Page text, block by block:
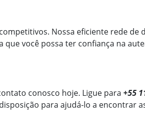
Nossa eficiente rede de
você possa ter confiança na
conosco hoje. Ligue para +55
para ajudá-lo a encontrar